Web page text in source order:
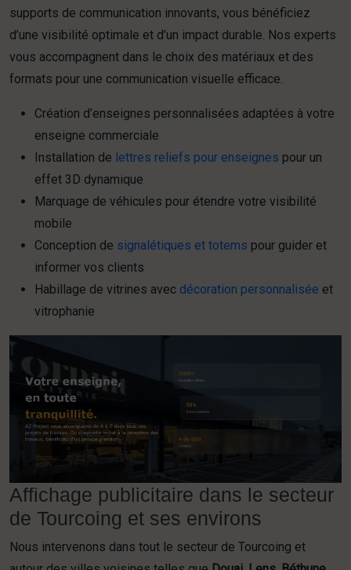
supports de communication innovants, vous bénéficiez
d’une visibilité optimale et d’un impact durable. Nos experts
vous accompagnent dans le choix des matériaux et des
formats pour une communication visuelle efficace.
Création d’enseignes personnalisées adaptées à votre
enseigne commerciale
Installation de lettres reliefs pour enseignes pour un
effet 3D dynamique
Marquage de véhicules pour étendre votre visibilité
mobile
Conception de signalétiques et totems pour guider et
informer vos clients
Habillage de vitrines avec décoration personnalisée et
vitrophanie
Affichage publicitaire dans le secteur
de Tourcoing et ses environs
Nous intervenons dans tout le secteur de Tourcoing et